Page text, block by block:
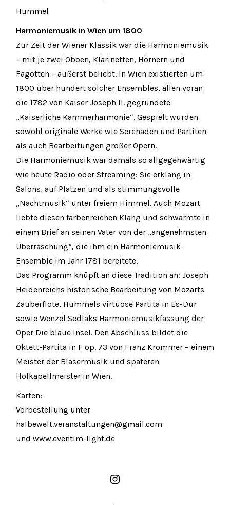
Hummel
Harmoniemusik in Wien um 1800
Zur Zeit der Wiener Klassik war die Harmoniemusik
– mit je zwei Oboen, Klarinetten, Hörnern und
Fagotten – äußerst beliebt. In Wien existierten um
1800 über hundert solcher Ensembles, allen voran
die 1782 von Kaiser Joseph II. gegründete
„Kaiserliche Kammerharmonie“. Gespielt wurden
sowohl originale Werke wie Serenaden und Partiten
als auch Bearbeitungen großer Opern.
Die Harmoniemusik war damals so allgegenwärtig
wie heute Radio oder Streaming: Sie erklang in
Salons, auf Plätzen und als stimmungsvolle
„Nachtmusik“ unter freiem Himmel. Auch Mozart
liebte diesen farbenreichen Klang und schwärmte in
einem Brief an seinen Vater von der „angenehmsten
Überraschung“, die ihm ein Harmoniemusik-
Ensemble im Jahr 1781 bereitete.
Das Programm knüpft an diese Tradition an: Joseph
Heidenreichs historische Bearbeitung von Mozarts
Zauberflöte, Hummels virtuose Partita in Es-Dur
sowie Wenzel Sedlaks Harmoniemusikfassung der
Oper Die blaue Insel. Den Abschluss bildet die
Oktett-Partita in F op. 73 von Franz Krommer – einem
Meister der Bläsermusik und späteren
Hofkapellmeister in Wien.
Karten:
Vorbestellung unter
halbewelt.veranstaltungen@gmail.com
und www.eventim-light.de
Öffne